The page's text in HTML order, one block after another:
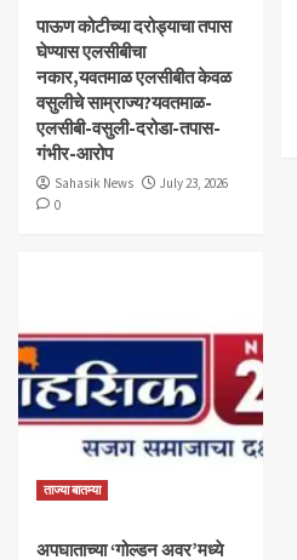
पाऊण कोटीच्या दरोड्याचा तपास
घेण्यास एलसीबीचा
नकार,यवतमाळ एलसीबीत केवळ
वसुलीचे साम्राज्य?यवतमाळ-
एलसीबी-वसुली-दरोडा-तपास-
गंभीर-आरोप
Sahasik News
July 23, 2026
0
ताज्या बातम्या
अपघाताच्या ‘गोल्डन अवर’मध्ये